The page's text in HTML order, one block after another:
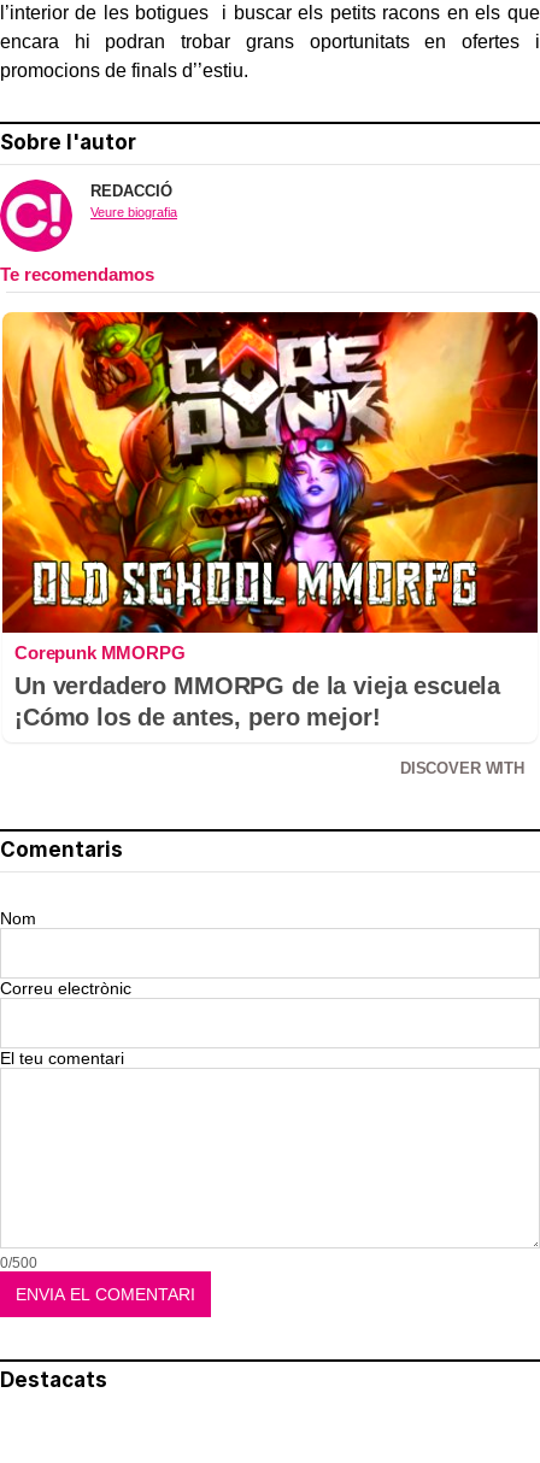
l’interior de les botigues i buscar els petits racons en els que
encara hi podran trobar grans oportunitats en ofertes i
promocions de finals d’’estiu.
Sobre l'autor
REDACCIÓ
Veure biografia
Corepunk MMORPG
Un verdadero MMORPG de la vieja escuela
¡Cómo los de antes, pero mejor!
DISCOVER WITH
Comentaris
Nom
Correu electrònic
El teu comentari
0/500
Destacats